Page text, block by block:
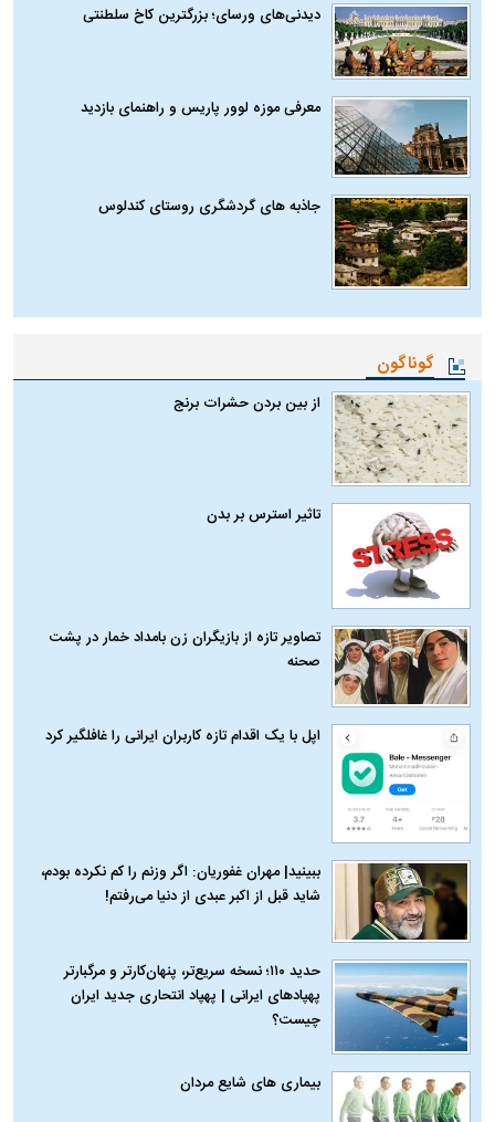
دیدنی‌های ورسای؛ بزرگترین کاخ سلطنتی
معرفی موزه لوور پاریس و راهنمای بازدید
جاذبه های گردشگری روستای کندلوس
گوناگون
از بین بردن حشرات برنج
تاثیر استرس بر بدن
تصاویر تازه از بازیگران زن بامداد خمار در پشت
صحنه
اپل با یک اقدام تازه کاربران ایرانی را غافلگیر کرد
ببینید| مهران غفوریان: اگر وزنم را کم نکرده بودم،
شاید قبل از اکبر عبدی از دنیا می‌رفتم!
حدید ۱۱۰؛ نسخه سریع‌تر، پنهان‌کارتر و مرگبارتر
پهپادهای ایرانی | پهپاد انتحاری جدید ایران
چیست؟
بیماری‌ های شایع مردان